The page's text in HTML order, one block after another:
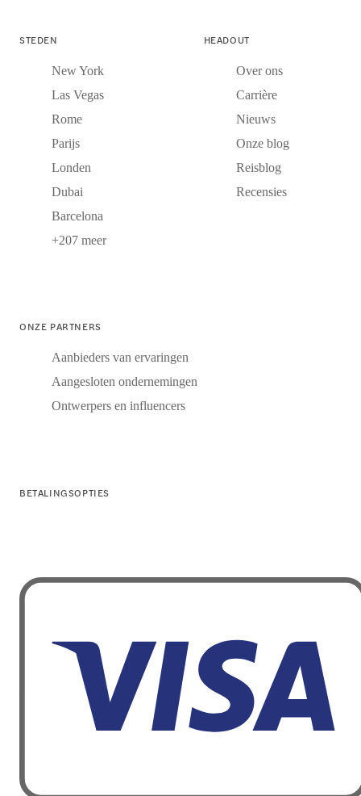
STEDEN
New York
Las Vegas
Rome
Parijs
Londen
Dubai
Barcelona
+207 meer
HEADOUT
Over ons
Carrière
Nieuws
Onze blog
Reisblog
Recensies
ONZE PARTNERS
Aanbieders van ervaringen
Aangesloten ondernemingen
Ontwerpers en influencers
BETALINGSOPTIES